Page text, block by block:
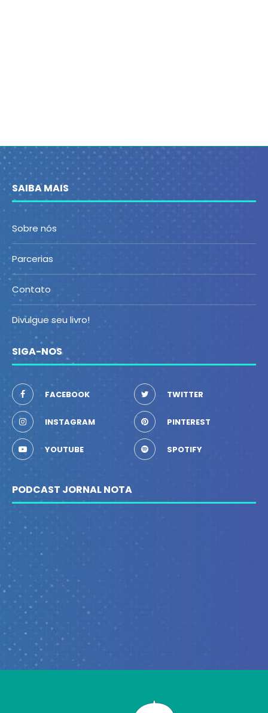
SAIBA MAIS
Sobre nós
Parcerias
Contato
Divulgue seu livro!
SIGA-NOS
FACEBOOK TWITTER
INSTAGRAM PINTEREST
YOUTUBE SPOTIFY
PODCAST JORNAL NOTA